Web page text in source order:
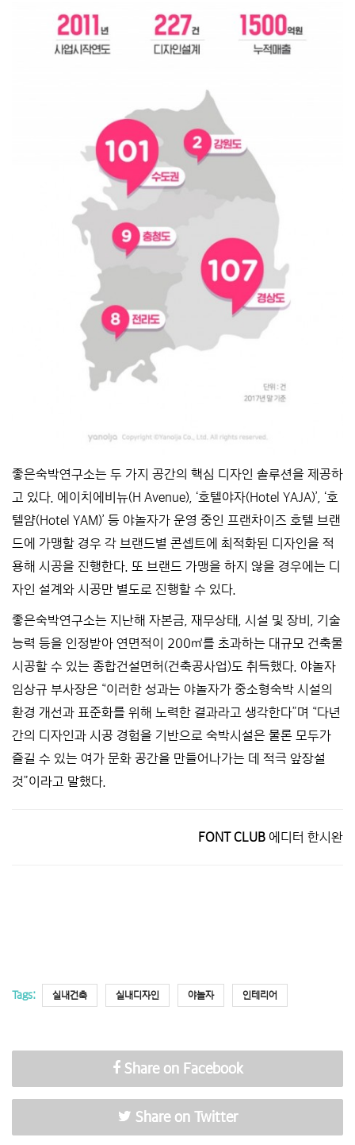
좋은숙박연구소는 두 가지 공간의 핵심 디자인 솔루션을 제공하
고 있다. 에이치에비뉴(H Avenue), ‘호텔야자(Hotel YAJA)’, ‘호
텔얌(Hotel YAM)’ 등 야놀자가 운영 중인 프랜차이즈 호텔 브랜
드에 가맹할 경우 각 브랜드별 콘셉트에 최적화된 디자인을 적
용해 시공을 진행한다. 또 브랜드 가맹을 하지 않을 경우에는 디
자인 설계와 시공만 별도로 진행할 수 있다.
좋은숙박연구소는 지난해 자본금, 재무상태, 시설 및 장비, 기술
능력 등을 인정받아 연면적이 200㎡를 초과하는 대규모 건축물
시공할 수 있는 종합건설면허(건축공사업)도 취득했다. 야놀자
임상규 부사장은 “이러한 성과는 야놀자가 중소형숙박 시설의
환경 개선과 표준화를 위해 노력한 결과라고 생각한다”며 “다년
간의 디자인과 시공 경험을 기반으로 숙박시설은 물론 모두가
즐길 수 있는 여가 문화 공간을 만들어나가는 데 적극 앞장설
것”이라고 말했다.
FONT CLUB 에디터 한시완
Tags: 실내건축 실내디자인 야놀자 인테리어
Share on Facebook
Share on Twitter